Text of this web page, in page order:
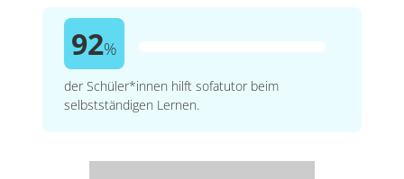
92%
der Schüler*innen hilft sofatutor beim
selbstständigen Lernen.